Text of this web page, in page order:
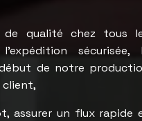
de qualité chez tous
sécurisée,
de notre
client,
assurer un flux rapide